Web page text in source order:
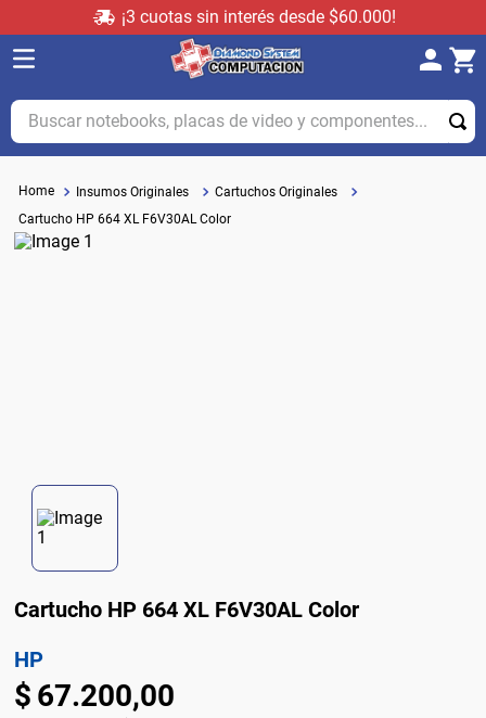
¡3 cuotas sin interés desde $60.000!
Buscar notebooks, placas de video y componentes...
Insumos Originales
Cartuchos Originales
Cartucho HP 664 XL F6V30AL Color
Cartucho HP 664 XL F6V30AL Color
HP
$ 67.200,00